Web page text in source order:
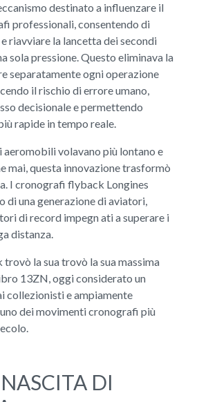
destinato a influenzare il
professionali, consentendo di
riavviare la lancetta dei secondi
sola pressione. Questo eliminava la
separatamente ogni operazione
il rischio di errore umano,
decisionale e permettendo
rapide in tempo reale.
aeromobili volavano più lontano e
mai, questa innovazione trasformò
I cronografi flyback Longines
di una generazione di aviatori,
di record impegn ati a superare i
distanza.
la sua trovò la sua massima
13ZN, oggi considerato un
collezionisti e ampiamente
dei movimenti cronografi più
DI